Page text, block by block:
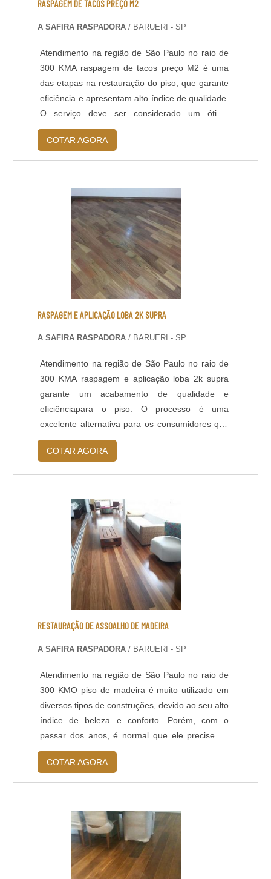
serviços de acabamento do concreto e pintura
e Revestimentos de alto desempenho (Piso
também faz parte do nosso rol de atividades, a
execução das juntas do piso e lábios poliméricos
são de extrema importância em projetos de
Pisos industrias com alta capacidade de carga.
RASPAGEM DE TACOS PREÇO M2
A SAFIRA RASPADORA / BARUERI - SP
Atendimento na região de São Paulo no raio de
300 KMA raspagem de tacos preço M2 é uma
das etapas na restauração do piso, que garante
eficiência e apresentam alto índice de qualidade.
O serviço deve ser considerado um ótimo
investimento, pois restitui ao piso sua vida útil e
a aparência de um piso novo e bem preservado.
Geralmente, analisar os custos e os benefícios
especializada auxilia essa análise.RASPA....
COTAR AGORA
RASPAGEM E APLICAÇÃO LOBA 2K SUPRA
A SAFIRA RASPADORA / BARUERI - SP
Atendimento na região de São Paulo no raio de
300 KMA raspagem e aplicação loba 2k supra
garante um acabamento de qualidade e
eficiênciapara o piso. O processo é uma
excelente alternativa para os consumidores que
desejam renovar os seus pisos, capaz de
garantir ao local uma aparência mais bela e
natural, além de também proteger a madeira, e
de acordo com o desejo do cliente.BENEFÍCIOS
OFERECIDOS P....
COTAR AGORA
RESTAURAÇÃO DE ASSOALHO DE MADEIRA
A SAFIRA RASPADORA / BARUERI - SP
Atendimento na região de São Paulo no raio de
300 KMO piso de madeira é muito utilizado em
diversos tipos de construções, devido ao seu alto
índice de beleza e conforto. Porém, com o
passar dos anos, é normal que ele precise de
alguns reparos para eliminar marcas, arranhões
e aparência feia, sendo necessário realizar uma
restauração de assoalho de
SERVIÇOVerniz ressecado ou descascando,
arranhões superficiais, ....
COTAR AGORA